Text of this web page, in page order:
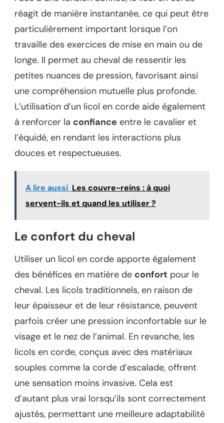
réagit de manière instantanée, ce qui peut être
particulièrement important lorsque l’on
travaille des exercices de mise en main ou de
longe. Il permet au cheval de ressentir les
petites nuances de pression, favorisant ainsi
une compréhension mutuelle plus profonde.
L’utilisation d’un licol en corde aide également
à renforcer la confiance entre le cavalier et
l’équidé, en rendant les interactions plus
douces et respectueuses.
A lire aussi Les couvre-reins : à quoi
servent-ils et quand les utiliser ?
Le confort du cheval
Utiliser un licol en corde apporte également
des bénéfices en matière de confort pour le
cheval. Les licols traditionnels, en raison de
leur épaisseur et de leur résistance, peuvent
parfois créer une pression inconfortable sur le
visage et le nez de l’animal. En revanche, les
licols en corde, conçus avec des matériaux
souples comme la corde d’escalade, offrent
une sensation moins invasive. Cela est
d’autant plus vrai lorsqu’ils sont correctement
ajustés, permettant une meilleure adaptabilité